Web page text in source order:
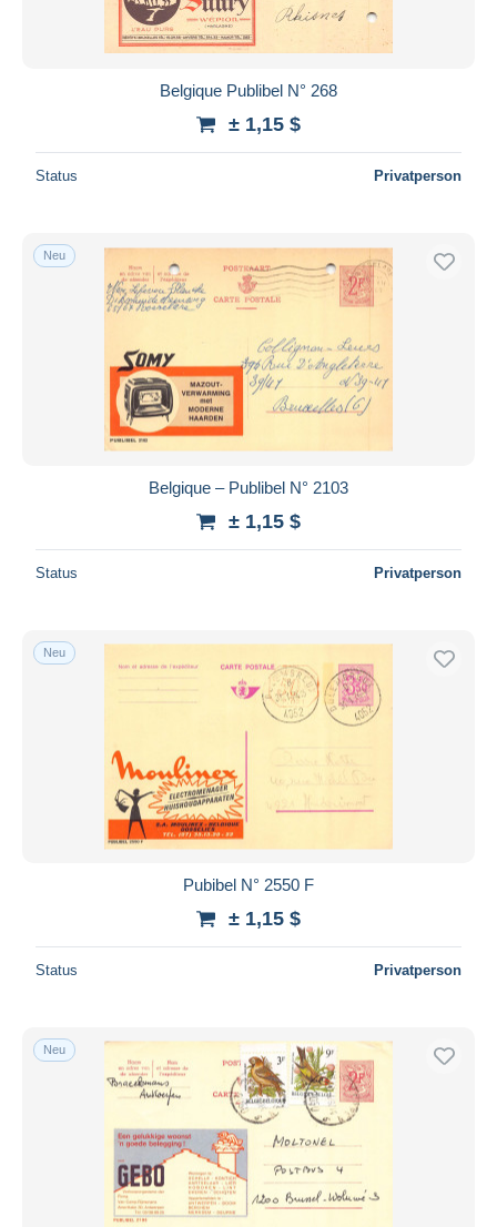
Belgique Publibel N° 268
± 1,15 $
Status Privatperson
Neu
Belgique – Publibel N° 2103
± 1,15 $
Status Privatperson
Neu
Pubibel N° 2550 F
± 1,15 $
Status Privatperson
Neu